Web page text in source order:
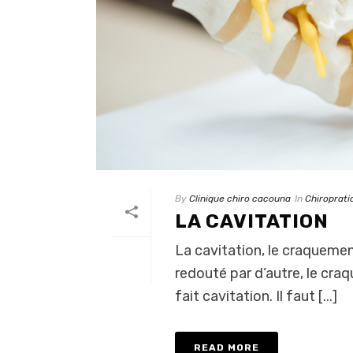
By Clinique chiro cacouna In
LA CAVITATION
La cavitation, le
redouté par d’autre, le
fait cavitation. Il faut [...]
READ MORE